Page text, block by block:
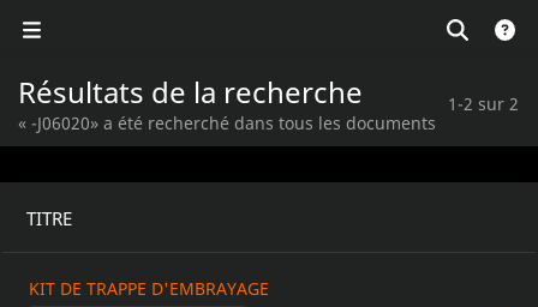
Résultats de la recherche
« -J06020» a été recherché dans tous les documents
1-2 sur 2
TITRE
KIT DE TRAPPE D'EMBRAYAGE